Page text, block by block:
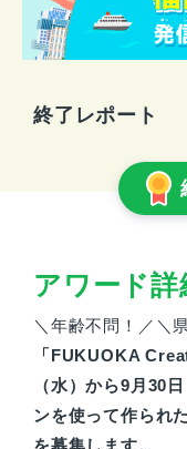
終了レポート
アワード詳
＼年齢不問！／＼
「FUKUOKA
（水）から9月30
ンを使って作られ
を募集します。